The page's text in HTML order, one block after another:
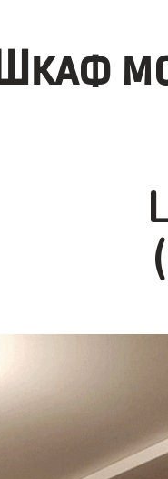
Шкаф